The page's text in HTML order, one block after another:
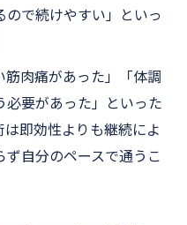
ので続けやすい」といっ
筋肉痛があった」「体調
必要があった」といった
即効性よりも継続によ
ず自分のペースで通うこ